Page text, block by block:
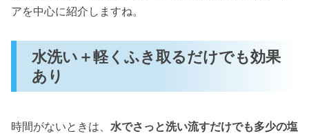
アを中心に紹介しますね。
水洗い＋軽くふき取るだけでも効果
あり
時間がないときは、 水でさっと洗い流すだけでも多少の塩